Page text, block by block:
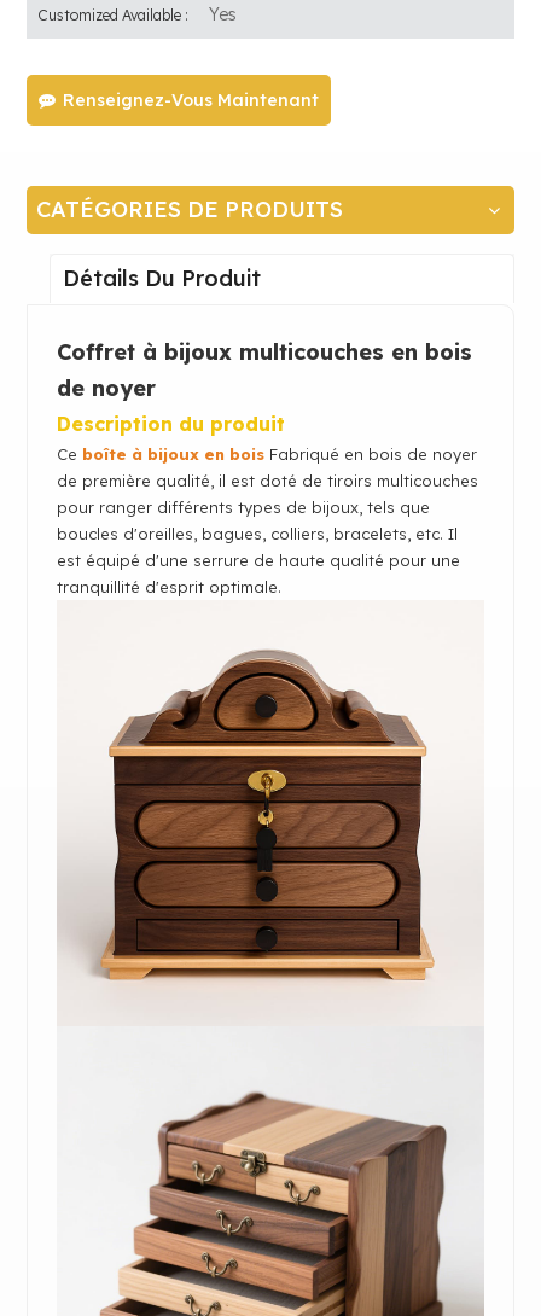
Customized Available : Yes
Renseignez-Vous Maintenant
CATÉGORIES DE PRODUITS
Détails Du Produit
Coffret à bijoux multicouches en bois
de noyer
Description du produit
Ce boîte à bijoux en bois Fabriqué en bois de noyer
de première qualité, il est doté de tiroirs multicouches
pour ranger différents types de bijoux, tels que
boucles d'oreilles, bagues, colliers, bracelets, etc. Il
est équipé d'une serrure de haute qualité pour une
tranquillité d'esprit optimale.